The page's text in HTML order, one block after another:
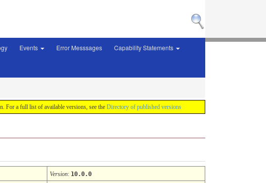
Events Error Messsages Capability Statements
For a full list of available versions, see the Directory of published versions
Version: 10.0.0